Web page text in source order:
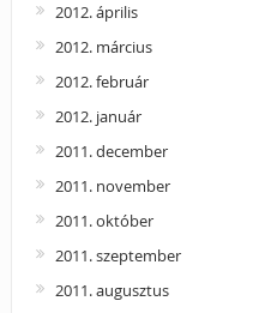
2012. április
2012. március
2012. február
2012. január
2011. december
2011. november
2011. október
2011. szeptember
2011. augusztus